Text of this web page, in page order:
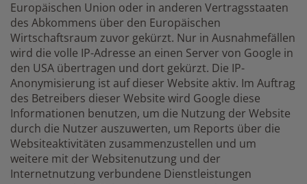
Europäischen Union oder in anderen Vertragsstaaten
des Abkommens über den Europäischen
Wirtschaftsraum zuvor gekürzt. Nur in Ausnahmefällen
wird die volle IP-Adresse an einen Server von Google in
den USA übertragen und dort gekürzt. Die IP-
Anonymisierung ist auf dieser Website aktiv. Im Auftrag
des Betreibers dieser Website wird Google diese
Informationen benutzen, um die Nutzung der Website
durch die Nutzer auszuwerten, um Reports über die
Websiteaktivitäten zusammenzustellen und um
weitere mit der Websitenutzung und der
Internetnutzung verbundene Dienstleistungen